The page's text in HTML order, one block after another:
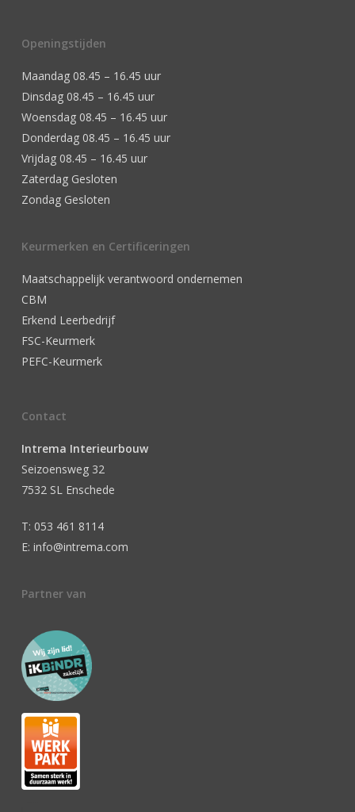
Openingstijden
Maandag 08.45 – 16.45 uur
Dinsdag 08.45 – 16.45 uur
Woensdag 08.45 – 16.45 uur
Donderdag 08.45 – 16.45 uur
Vrijdag 08.45 – 16.45 uur
Zaterdag Gesloten
Zondag Gesloten
Keurmerken en Certificeringen
Maatschappelijk verantwoord ondernemen
CBM
Erkend Leerbedrijf
FSC-Keurmerk
PEFC-Keurmerk
Contact
Intrema Interieurbouw
Seizoensweg 32
7532 SL Enschede
T: 053 461 8114
E: info@intrema.com
Partner van